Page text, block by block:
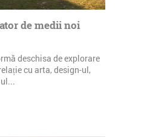
de medii noi
deschisa de explorare
cu arta, design-ul,